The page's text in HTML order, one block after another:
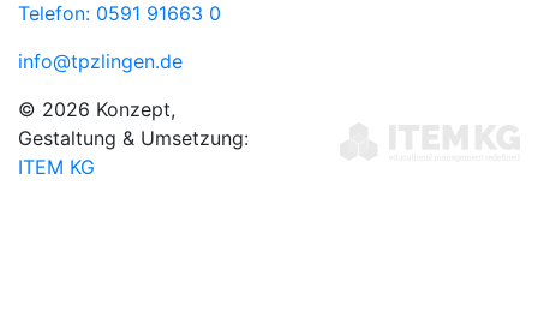
Telefon: 0591 91663 0
info@tpzlingen.de
© 2026 Konzept,
Gestaltung & Umsetzung:
ITEM KG